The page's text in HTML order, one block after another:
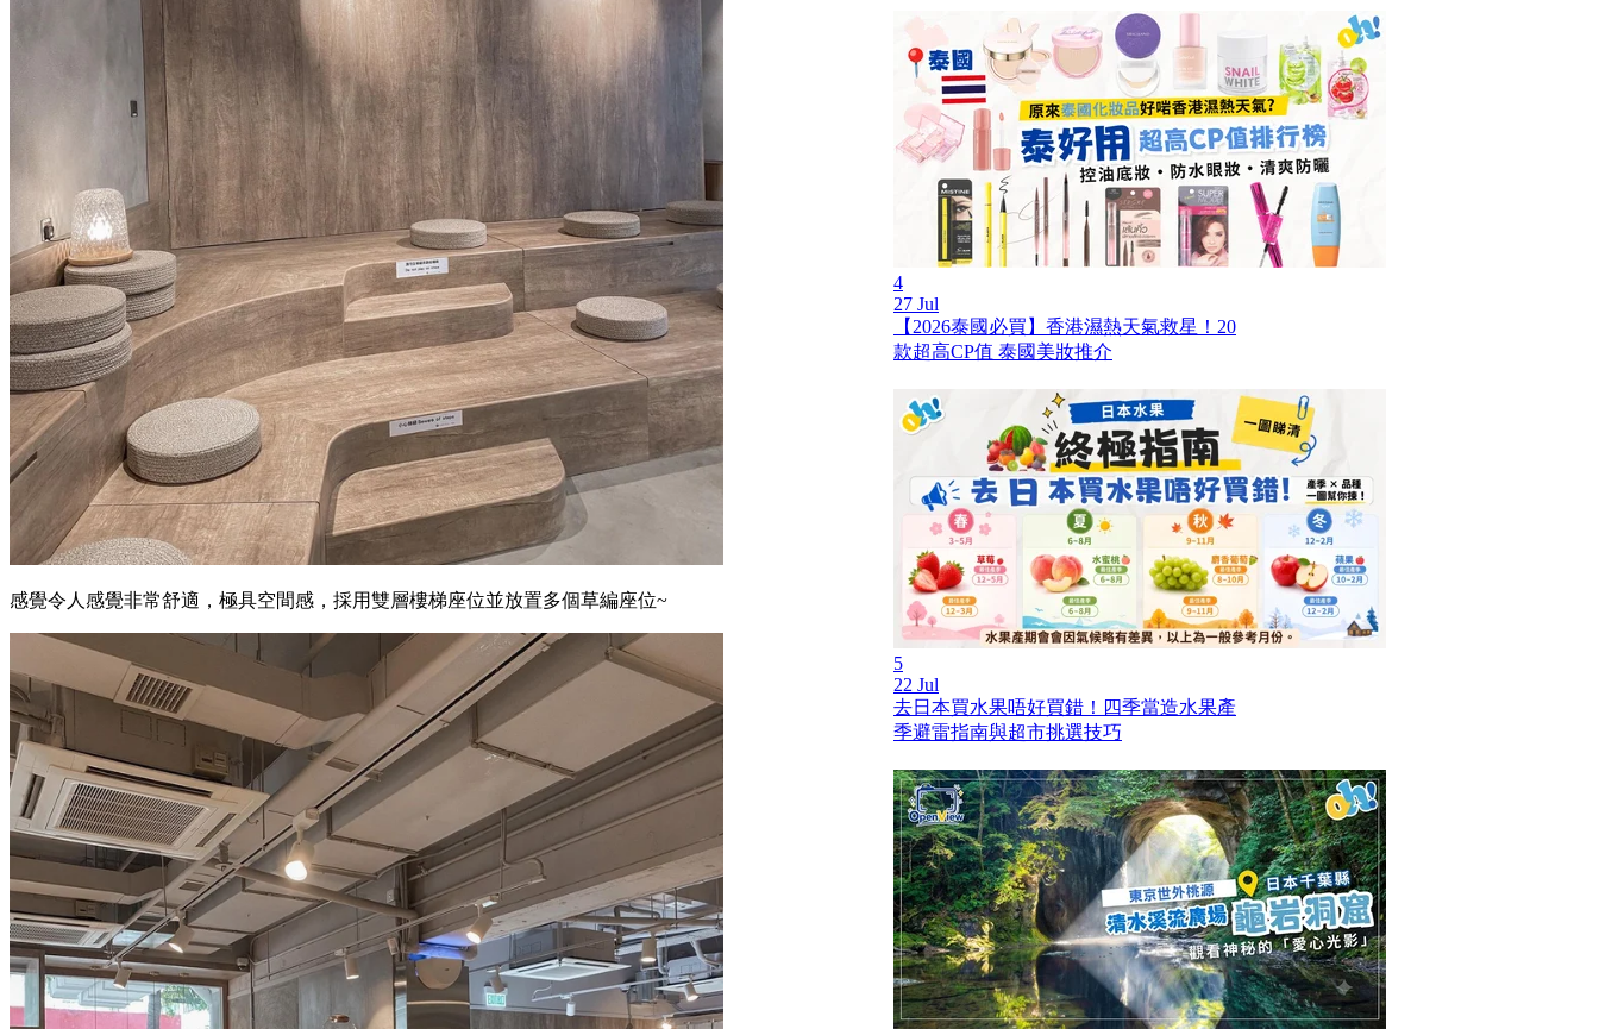
感覺令人感覺非常舒適，極具空間感，採用雙層樓梯座位並放置多個草編座位~
4
27 Jul
【2026泰國必買】香港濕熱天氣救星！20
款超高CP值 泰國美妝推介
5
22 Jul
去日本買水果唔好買錯！四季當造水果產
季避雷指南與超市挑選技巧